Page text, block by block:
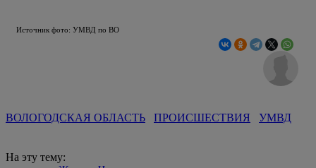
Источник фото: УМВД по ВО
ВОЛОГОДСКАЯ ОБЛАСТЬ ПРОИСШЕСТВИЯ УМВД
На эту тему: